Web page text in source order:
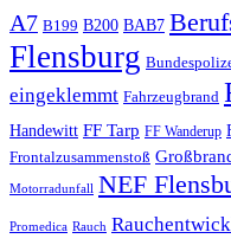
A7 B199 B200 BAB7
Flensburg
eingeklemmt Fahrzeugbrand
Handewitt FF Tarp FF Wanderup
Frontalzusammenstoß
Motorradunfall NEF
Promedica Rauch